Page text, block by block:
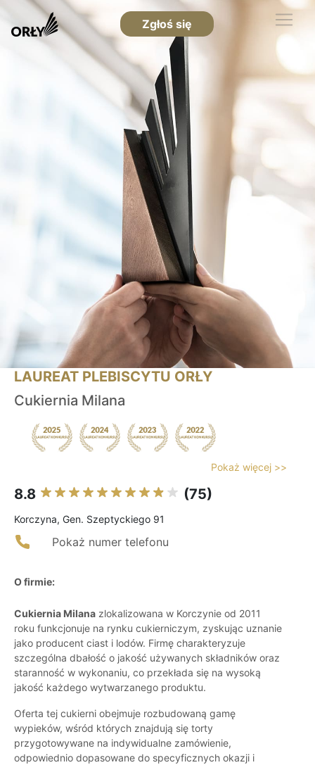
Zgłoś się
LAUREAT PLEBISCYTU ORŁY
Cukiernia Milana
Pokaż więcej >>
8.8 (75)
Korczyna, Gen. Szeptyckiego 91
Pokaż numer telefonu
O firmie:
Cukiernia Milana zlokalizowana w Korczynie od 2011
roku funkcjonuje na rynku cukierniczym, zyskując uznanie
jako producent ciast i lodów. Firmę charakteryzuje
szczególna dbałość o jakość używanych składników oraz
staranność w wykonaniu, co przekłada się na wysoką
jakość każdego wytwarzanego produktu.
Oferta tej cukierni obejmuje rozbudowaną gamę
wypieków, wśród których znajdują się torty
przygotowywane na indywidualne zamówienie,
odpowiednio dopasowane do specyficznych okazji i